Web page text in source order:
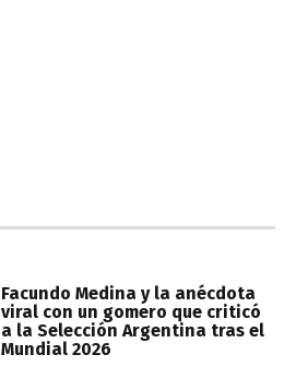
Facundo Medina y la anécdota
viral con un gomero que criticó
a la Selección Argentina tras el
Mundial 2026